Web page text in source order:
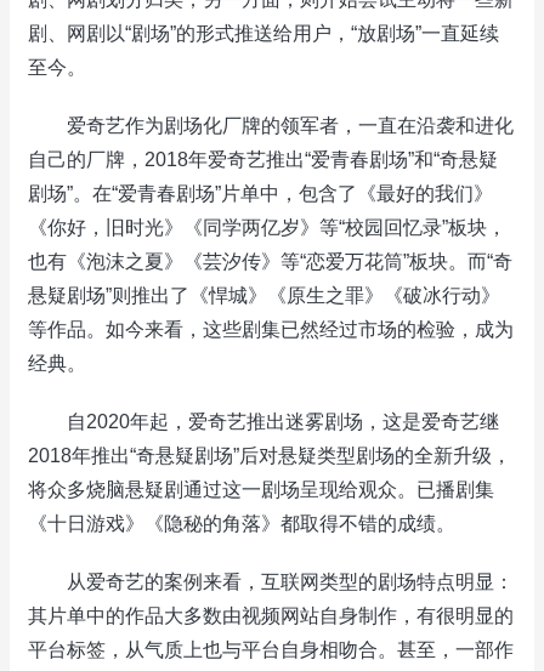
剧、网剧以“剧场”的形式推送给用户，“放剧场”一直延续
至今。
爱奇艺作为剧场化厂牌的领军者，一直在沿袭和进化
自己的厂牌，2018年爱奇艺推出“爱青春剧场”和“奇悬疑
剧场”。在“爱青春剧场”片单中，包含了《最好的我们》
《你好，旧时光》《同学两亿岁》等“校园回忆录”板块，
也有《泡沫之夏》《芸汐传》等“恋爱万花筒”板块。而“奇
悬疑剧场”则推出了《悍城》《原生之罪》《破冰行动》
等作品。如今来看，这些剧集已然经过市场的检验，成为
经典。
自2020年起，爱奇艺推出迷雾剧场，这是爱奇艺继
2018年推出“奇悬疑剧场”后对悬疑类型剧场的全新升级，
将众多烧脑悬疑剧通过这一剧场呈现给观众。已播剧集
《十日游戏》《隐秘的角落》都取得不错的成绩。
从爱奇艺的案例来看，互联网类型的剧场特点明显：
其片单中的作品大多数由视频网站自身制作，有很明显的
平台标签，从气质上也与平台自身相吻合。甚至，一部作